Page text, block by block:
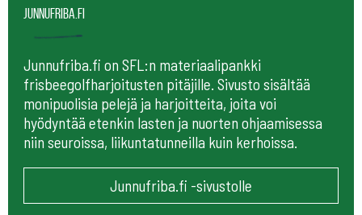
Junnufriba.fi
Junnufriba.fi on SFL:n materiaalipankki
frisbeegolfharjoitusten pitäjille. Sivusto sisältää
monipuolisia pelejä ja harjoitteita, joita voi
hyödyntää etenkin lasten ja nuorten ohjaamisessa
niin seuroissa, liikuntatunneilla kuin kerhoissa.
Junnufriba.fi -sivustolle